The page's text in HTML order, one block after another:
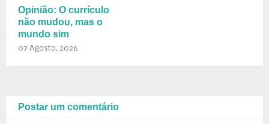
Opinião: O currículo
não mudou, mas o
mundo sim
07 Agosto, 2026
Postar um comentário